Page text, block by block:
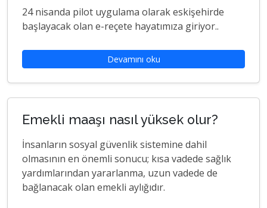
24 nisanda pilot uygulama olarak eskişehirde
başlayacak olan e-reçete hayatımıza giriyor..
Devamını oku
Emekli maaşı nasıl yüksek olur?
İnsanların sosyal güvenlik sistemine dahil
olmasının en önemli sonucu; kısa vadede sağlık
yardımlarından yararlanma, uzun vadede de
bağlanacak olan emekli aylığıdır.